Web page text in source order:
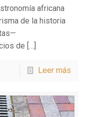
africana
de la historia
de […]
Leer más